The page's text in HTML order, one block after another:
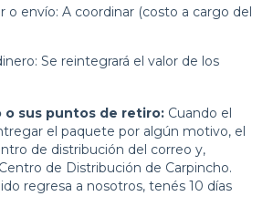
o envío: A coordinar (costo a cargo del
Se reintegrará el valor de los
o sus puntos de retiro: Cuando el
el paquete por algún motivo, el
de distribución del correo y,
de Distribución de Carpincho.
regresa a nosotros, tenés 10 días